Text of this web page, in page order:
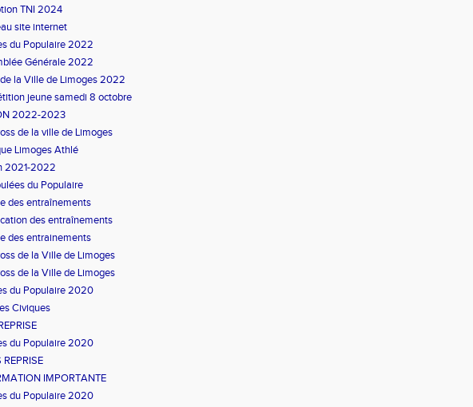
TNI 2024
site internet
du Populaire 2022
Générale 2022
la Ville de Limoges 2022
jeune samedi 8 octobre
2022-2023
de la ville de Limoges
Limoges Athlé
2021-2022
du Populaire
des entraînements
des entraînements
des entrainements
de la Ville de Limoges
de la Ville de Limoges
du Populaire 2020
Civiques
du Populaire 2020
REPRISE
IMPORTANTE
du Populaire 2020